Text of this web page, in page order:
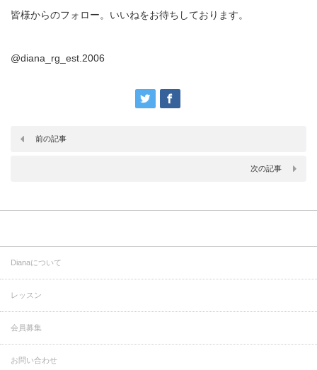
皆様からのフォロー。いいねをお待ちしております。
@diana_rg_est.2006
前の記事
次の記事
Dianaについて
レッスン
会員募集
お問い合わせ